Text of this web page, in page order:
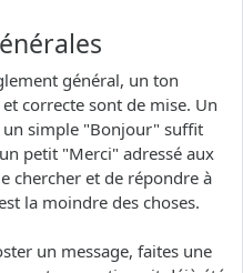
général, un ton
correcte sont de mise. Un
simple "Bonjour" suffit
petit "Merci" adressé aux
chercher et de répondre à
la moindre des choses.
un message, faites une